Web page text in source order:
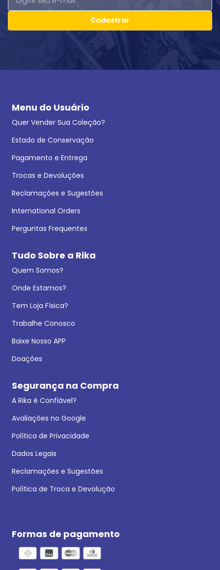
Cadastrar
Menu do Usuário
Quer Vender Sua Coleção?
Estado de Conservação
Pagamento e Entrega
Trocas e Devoluções
Reclamações e Sugestões
International Orders
Perguntas Frequentes
Tudo Sobre a Rika
Quem Somos?
Onde Estamos?
Tem Loja Física?
Trabalhe Conosco
Baixe Nosso APP
Doações
Segurança na Compra
A Rika é Confiável?
Avaliações no Google
Política de Privacidade
Dados Legais
Reclamações e Sugestões
Política de Troca e Devolução
Formas de pagamento